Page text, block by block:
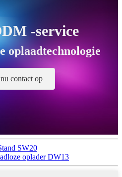
-service
oplaadtechnologie
contact op
SW20
oplader DW13